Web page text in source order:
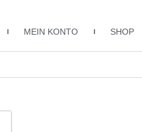
MEIN KONTO SHOP